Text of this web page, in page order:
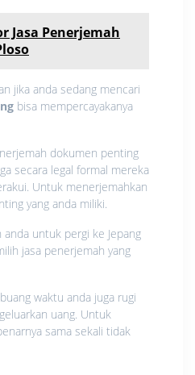
Jasa Penerjemah
jika anda sedang mencari
bisa mempercayakanya
dokumen penting
secara legal formal mereka
Untuk menerjemahkan
yang anda miliki.
anda untuk pergi ke Jepang
jasa penerjemah yang
waktu anda juga rugi
uang. Untuk
sama sekali tidak